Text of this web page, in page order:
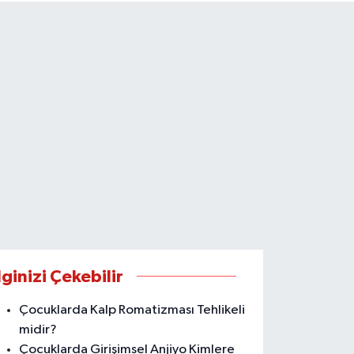
Çekebilir
Çocuklarda Kalp Romatizması Tehlikeli
midir?
Çocuklarda Girişimsel Anjiyo Kimlere